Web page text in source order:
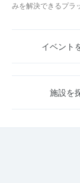
みを解決できるプラ
イベント
施設を